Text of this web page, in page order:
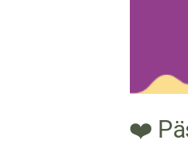
❤️